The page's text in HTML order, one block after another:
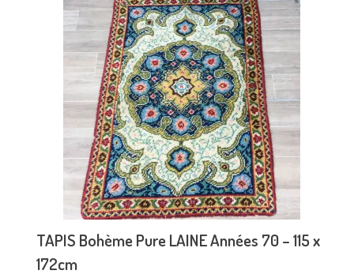
TAPIS Bohème Pure LAINE Années 70 – 115 x
172cm